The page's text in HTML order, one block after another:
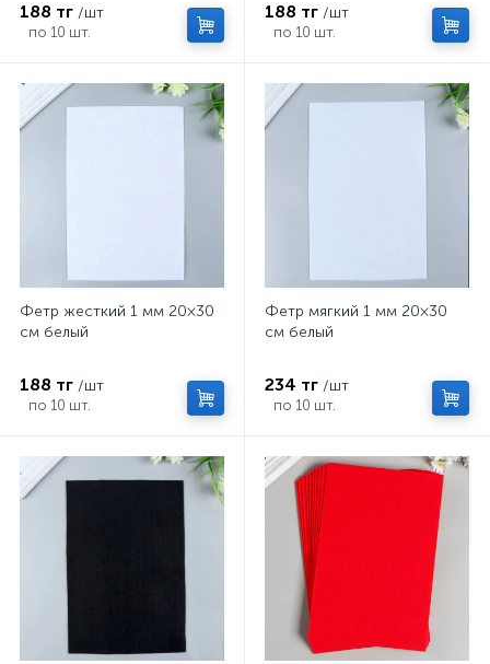
188 тг /шт
по 10 шт.
188 тг /шт
по 10 шт.
Фетр жесткий 1 мм 20×30
см белый
188 тг /шт
по 10 шт.
Фетр мягкий 1 мм 20×30
см белый
234 тг /шт
по 10 шт.